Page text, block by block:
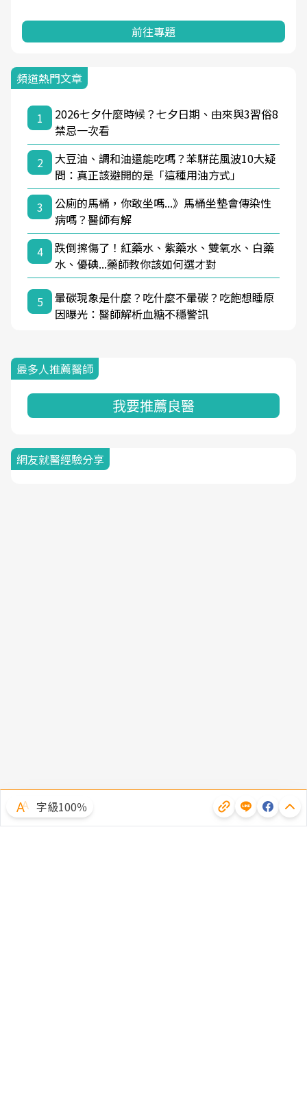
前往專題
頻道熱門文章
1
2026七夕什麼時候？七夕日期、由來與3習俗8
禁忌一次看
2
大豆油、調和油還能吃嗎？苯駢芘風波10大疑
問：真正該避開的是「這種用油方式」
3
公廁的馬桶，你敢坐嗎...》馬桶坐墊會傳染性
病嗎？醫師有解
4
跌倒擦傷了！紅藥水、紫藥水、雙氧水、白藥
水、優碘...藥師教你該如何選才對
5
暈碳現象是什麼？吃什麼不暈碳？吃飽想睡原
因曝光：醫師解析血糖不穩警訊
最多人推薦醫師
我要推薦良醫
網友就醫經驗分享
字級100％